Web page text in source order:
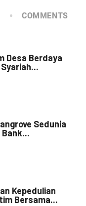
COMMENTS
Desa Berdaya
Sedunia
Kepedulian
Bersama...